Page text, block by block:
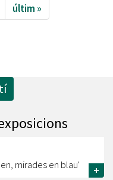
últim »
mirades en blau'
+